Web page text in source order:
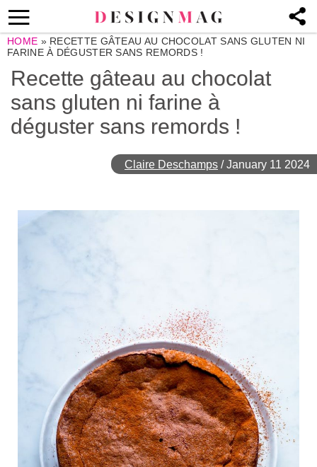
HOME » RECETTE GÂTEAU AU CHOCOLAT SANS GLUTEN NI
FARINE À DÉGUSTER SANS REMORDS !
Recette gâteau au chocolat
sans gluten ni farine à
déguster sans remords !
Claire Deschamps /January 11 2024